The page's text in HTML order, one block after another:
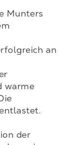
Munters
an
warme
der